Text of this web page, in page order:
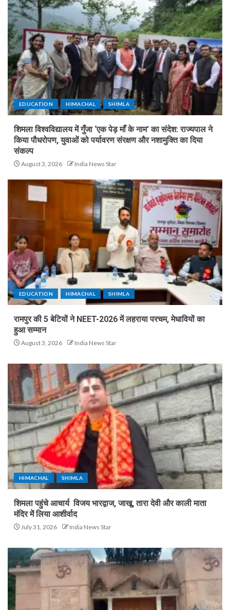
EDUCATION HIMACHAL SHIMLA
शिमला विश्वविद्यालय में गुँजा ‘एक पेड़ माँ के नाम’ का संदेश: राज्यपाल ने
किया पौधरोपण, युवाओं को पर्यावरण संरक्षण और नशामुक्ति का दिया
संकल्प
August 3, 2026 India News Star
EDUCATION HIMACHAL SHIMLA
रामपुर की 5 बेटियों ने NEET-2026 में लहराया परचम, मेधावियों का
हुआ सम्मान
August 3, 2026 India News Star
HIMACHAL SHIMLA
शिमला पहुंचे आचार्य विजय भारद्वाज, जाखू, तारा देवी और काली माता
मंदिर में लिया आशीर्वाद
July 31, 2026 India News Star